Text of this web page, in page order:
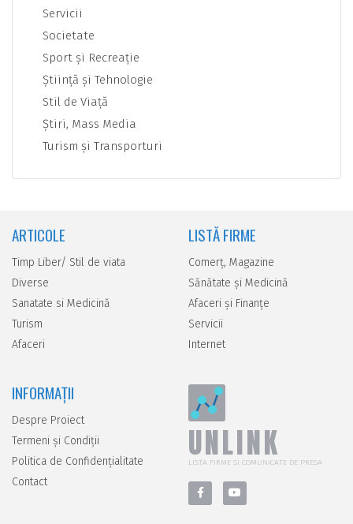
Servicii
Societate
Sport şi Recreaţie
Ştiinţă şi Tehnologie
Stil de Viaţă
Ştiri, Mass Media
Turism şi Transporturi
ARTICOLE
Timp Liber/ Stil de viata
Diverse
Sanatate si Medicină
Turism
Afaceri
LISTĂ FIRME
Comerţ, Magazine
Sănătate şi Medicină
Afaceri şi Finanţe
Servicii
Internet
INFORMAȚII
Despre Proiect
Termeni și Condiții
Politica de Confidențialitate
Contact
UNLINK
LISTA FIRME SI COMUNICATE DE PRESA